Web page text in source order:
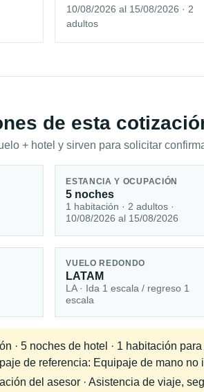
10/08/2026 al 15/08/2026 · 2
adultos
de esta
+ hotel y sirven para solicitar
ESTANCIA Y OCUPACIÓN
5 noches
1 habitación · 2 adultos ·
10/08/2026 al 15/08/2026
VUELO REDONDO
LATAM
LA · Ida 1 escala / regreso 1
escala
· 5 noches de hotel · 1 habitación
de referencia: Equipaje de mano
del asesor · Asistencia de viaje,